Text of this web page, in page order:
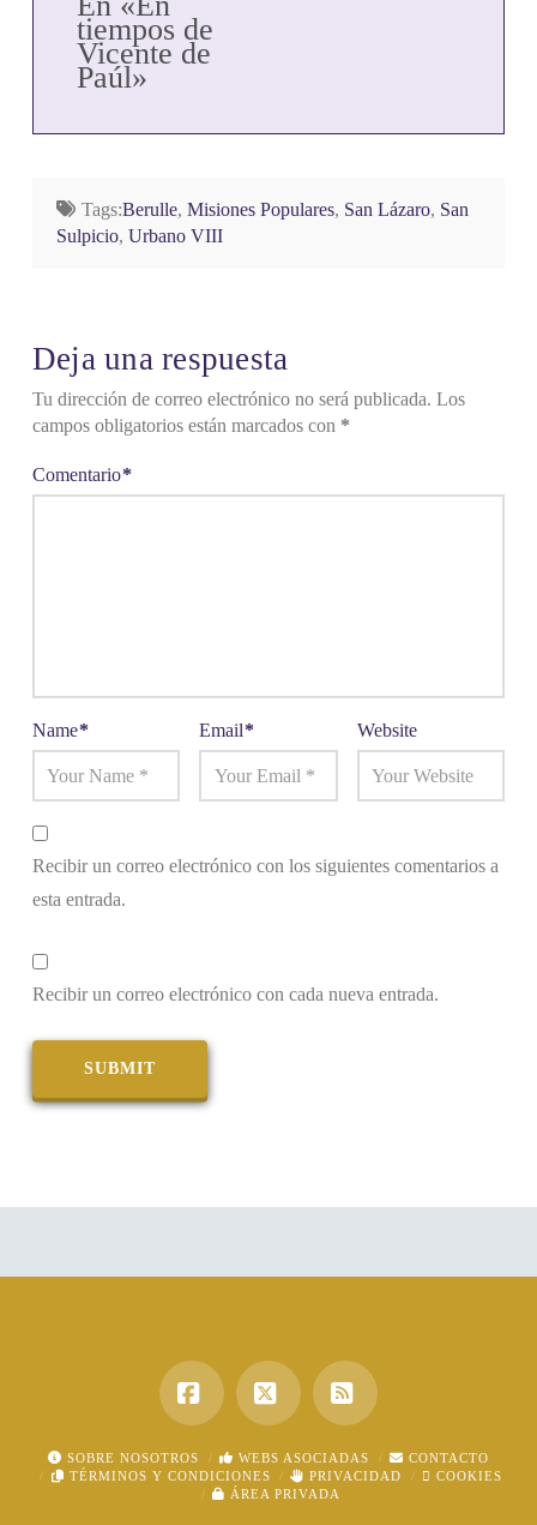
tiempos de
Vicente de
Paúl»
Tags:Berulle, Misiones Populares, San Lázaro, San
Sulpicio, Urbano VIII
Deja una respuesta
Tu dirección de correo electrónico no será publicada. Los
campos obligatorios están marcados con *
Comentario*
Name* Email* Website
Recibir un correo electrónico con los siguientes comentarios a
esta entrada.
Recibir un correo electrónico con cada nueva entrada.
Facebook
X RSS
SOBRE NOSOTROS WEBS ASOCIADAS
CONTACTO
TÉRMINOS Y CONDICIONES
PRIVACIDAD
COOKIES
ÁREA PRIVADA